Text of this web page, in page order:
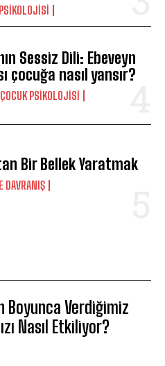
Sessiz Dili: Ebeveyn
çocuğa nasıl yansır?
PSIKOLOJISI
Bir Bellek Yaratmak
DAVRANIŞ
Boyunca Verdiğimiz
Nasıl Etkiliyor?